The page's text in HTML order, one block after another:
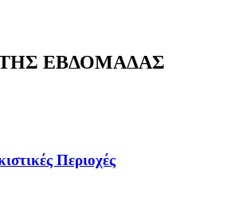
ΕΒΔΟΜΑΔΑΣ
Περιοχές